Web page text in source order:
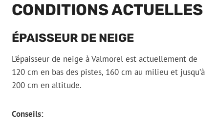
CONDITIONS ACTUELLES
ÉPAISSEUR DE NEIGE
L’épaisseur de neige à Valmorel est actuellement de
120 cm en bas des pistes, 160 cm au milieu et jusqu’à
200 cm en altitude.
Conseils: